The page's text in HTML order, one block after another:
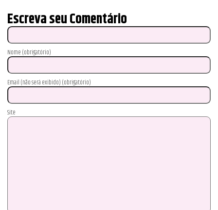
Escreva seu Comentário
Nome (obrigatório)
Email (não será exibido) (obrigatório)
Site